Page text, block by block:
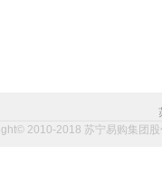
2010-2018 苏宁易购集团